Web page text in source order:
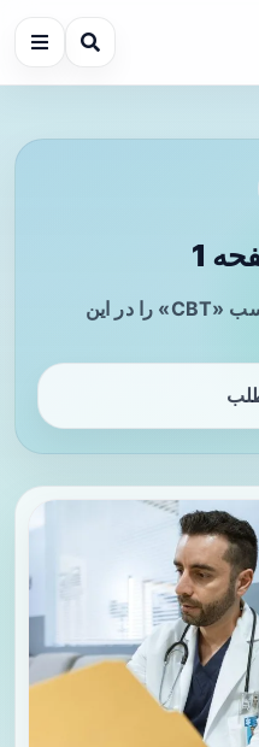
تازه‌ترین مطالب مرتبط با برچسب «CBT» را در این